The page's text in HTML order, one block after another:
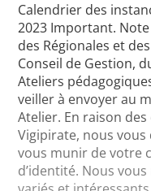
Calendrier des
2023 Important.
des Régionales et
Conseil de Gestion,
Ateliers
veiller à envoyer au
Atelier. En raison
Vigipirate, nous
vous munir de votre
d’identité. Nous